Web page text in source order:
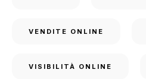
VENDITE ONLINE
VISIBILITÀ ONLINE